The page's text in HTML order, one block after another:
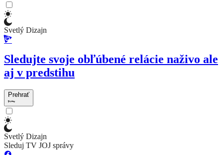
Svetlý Dizajn
Sledujte svoje obľúbené relácie naživo ale
aj v predstihu
Prehrať
Svetlý Dizajn
Sleduj TV JOJ správy